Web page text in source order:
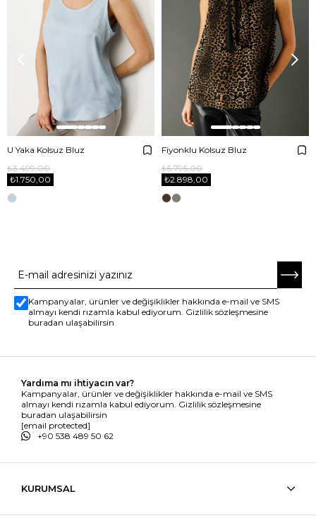
U Yaka Kolsuz Bluz
₺1.750,00
₺3.499,00
Fiyonklu Kolsuz Bluz
₺2.898,00
₺5.795,00
Kampanyalar, ürünler ve değişiklikler hakkında e-mail ve SMS
almayı kendi rızamla kabul ediyorum. Gizlilik sözleşmesine
buradan ulaşabilirsin
Yardıma mı ihtiyacın var?
Kampanyalar, ürünler ve değişiklikler hakkında e-mail ve SMS
almayı kendi rızamla kabul ediyorum. Gizlilik sözleşmesine
buradan ulaşabilirsin
[email protected]
+90 538 489 50 62
KURUMSAL